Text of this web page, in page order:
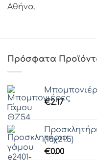
Αθήνα.
Πρόσφατα
€2.17
(16χ21.5)
€0.00